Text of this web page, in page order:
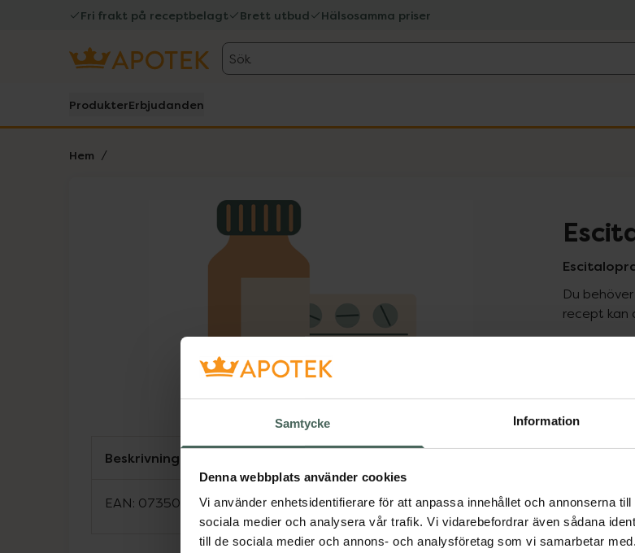
Samtycke Information
Denna webbplats använder cookies
Vi använder enhetsidentifierare för att anpassa innehållet och annonserna
sociala medier och analysera vår trafik. Vi vidarebefordrar även sådana
till de sociala medier och annons- och analysföretag som vi samarbetar
Fri frakt på receptbelagt Brett utbud Hälsosamma priser
Sök
ProdukterErbjudanden
Hem
Lista: . Innehåller 1 objekt.
Du
recept kan
Beskrivning
EAN: 07350096049357